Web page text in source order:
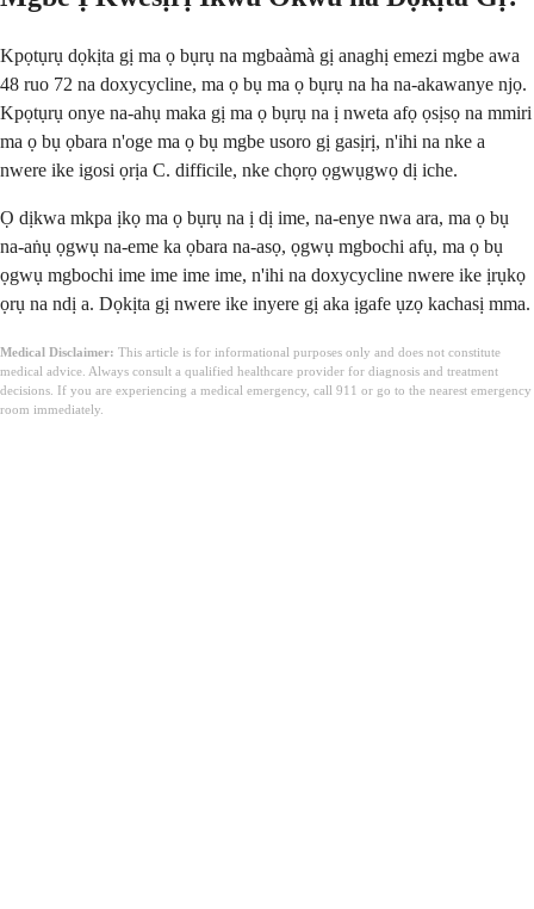
Kpọtụrụ dọkịta gị ma ọ bụrụ na mgbaàmà gị anaghị emezi mgbe awa
48 ruo 72 na doxycycline, ma ọ bụ ma ọ bụrụ na ha na-akawanye njọ.
Kpọtụrụ onye na-ahụ maka gị ma ọ bụrụ na ị nweta afọ ọsịsọ na mmiri
ma ọ bụ ọbara n'oge ma ọ bụ mgbe usoro gị gasịrị, n'ihi na nke a
nwere ike igosi ọrịa C. difficile, nke chọrọ ọgwụgwọ dị iche.
Ọ dịkwa mkpa ịkọ ma ọ bụrụ na ị dị ime, na-enye nwa ara, ma ọ bụ
na-aṅụ ọgwụ na-eme ka ọbara na-asọ, ọgwụ mgbochi afụ, ma ọ bụ
ọgwụ mgbochi ime ime ime ime, n'ihi na doxycycline nwere ike ịrụkọ
ọrụ na ndị a. Dọkịta gị nwere ike inyere gị aka ịgafe ụzọ kachasị mma.
Medical Disclaimer: This article is for informational purposes only and does not constitute
medical advice. Always consult a qualified healthcare provider for diagnosis and treatment
decisions. If you are experiencing a medical emergency, call 911 or go to the nearest emergency
room immediately.